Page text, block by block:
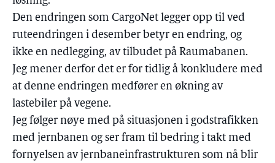
Den endringen som CargoNet legger opp til ved
ruteendringen i desember betyr en endring, og
ikke en nedlegging, av tilbudet på Raumabanen.
Jeg mener derfor det er for tidlig å konkludere med
at denne endringen medfører en økning av
lastebiler på vegene.
Jeg følger nøye med på situasjonen i godstrafikken
med jernbanen og ser fram til bedring i takt med
fornyelsen av jernbaneinfrastrukturen som nå blir